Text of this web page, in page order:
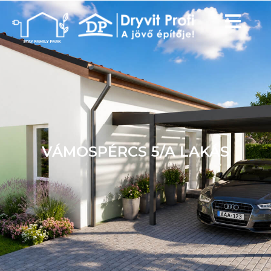
VÁMOSPÉRCS 5/A LAKÁS